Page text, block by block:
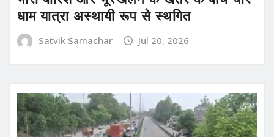
धाम यात्रा अस्थायी रूप से स्थगित
Satvik Samachar Jul 20, 2026